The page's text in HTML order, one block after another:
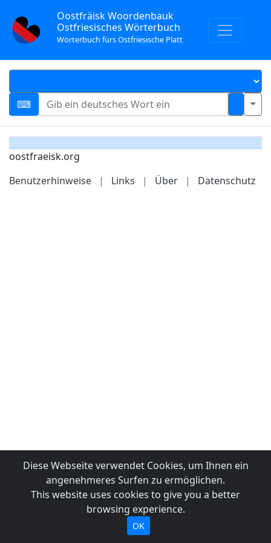
Oostfräisk Woordenbauk
Ostfriesisches Wörterbuch
Wörterbuch fürs Ostfriesische Platt
oostfraeisk.org
Benutzerhinweise
| Links | Über | Datenschutz
Diese Webseite verwendet Cookies, um Ihnen ein
angenehmeres Surfen zu ermöglichen.
This website uses cookies to give you a better
browsing experience.
OK